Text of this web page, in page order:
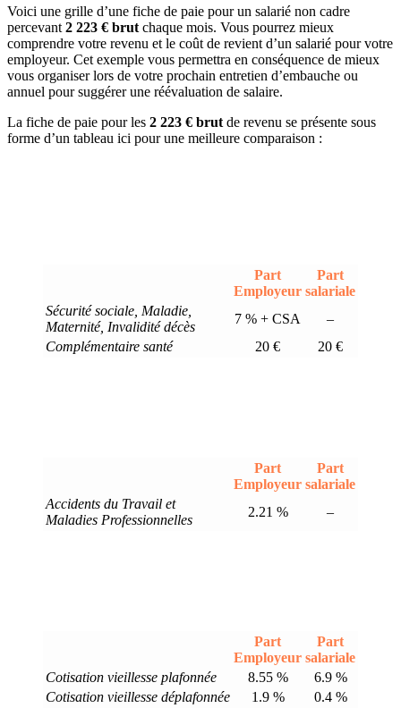
Voici une grille d’une fiche de paie pour un salarié non cadre
percevant 2 223 € brut chaque mois. Vous pourrez mieux
comprendre votre revenu et le coût de revient d’un salarié pour votre
employeur. Cet exemple vous permettra en conséquence de mieux
vous organiser lors de votre prochain entretien d’embauche ou
annuel pour suggérer une réévaluation de salaire.
La fiche de paie pour les 2 223 € brut de revenu se présente sous
forme d’un tableau ici pour une meilleure comparaison :
Part
Employeur
Part
salariale
Sécurité sociale, Maladie,
Maternité, Invalidité décès
7 % + CSA
–
Complémentaire santé
20 € 20 €
Part
Employeur
Part
salariale
Accidents du Travail et
Maladies Professionnelles
2.21 % –
Part
Employeur
Part
salariale
Cotisation vieillesse plafonnée
8.55 %
6.9 %
Cotisation vieillesse déplafonnée
1.9 %
0.4 %